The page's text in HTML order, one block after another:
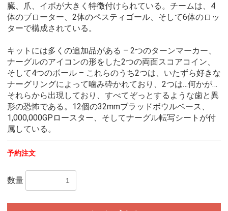
臓、爪、イボが大きく特徴付けられている。チームは、4
体のブローター、2体のペスティゴール、そして6体のロッ
ターで構成されている。
キットには多くの追加品がある – 2つのターンマーカー、
ナーグルのアイコンの形をした2つの両面スコアコイン、
そして4つのボール – これらのうち2つは、いたずら好きな
ナーグリングによって噛み砕かれており、2つは…何かが…
それらから出現しており、すべてぞっとするような歯と異
形の恐怖である。12個の32mmブラッドボウルベース、
1,000,000GPロースター、そしてナーグル転写シートが付
属している。
予約注文
数量